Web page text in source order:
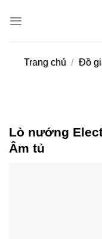
Trang chủ / Đồ
Lò nướng
Âm tủ